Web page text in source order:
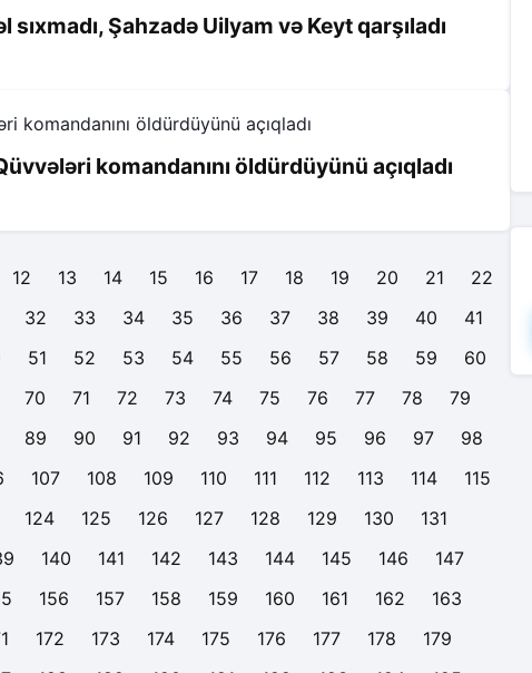
Şahzadə Uilyam və Keyt qarşıladı
komandanını öldürdüyünü açıqladı
12 13 14 15 16 17 18 19 20 21
22
32 33 34 35 36 37 38 39 40
41
51 52 53 54 55 56 57 58 59
60
70 71 72 73 74 75 76 77 78
79
89 90 91 92 93 94 95 96 97
98
107 108 109 110 111 112 113 114
115
124 125 126 127 128 129 130
131
140 141 142 143 144 145 146
147
156 157 158 159 160 161 162
163
172 173 174 175 176 177 178
179